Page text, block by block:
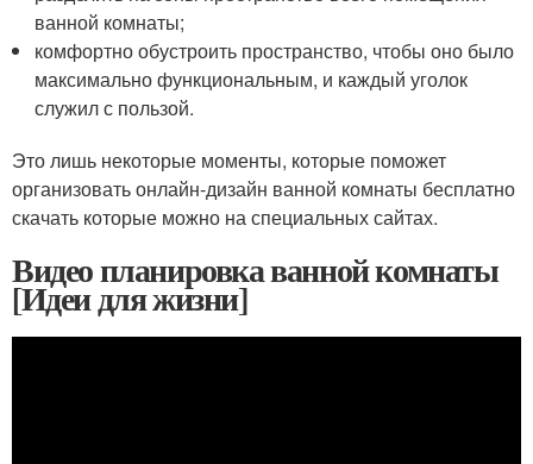
ванной комнаты;
комфортно обустроить пространство, чтобы оно было
максимально функциональным, и каждый уголок
служил с пользой.
Это лишь некоторые моменты, которые поможет
организовать онлайн-дизайн ванной комнаты бесплатно
скачать которые можно на специальных сайтах.
Видео планировка ванной комнаты
[Идеи для жизни]